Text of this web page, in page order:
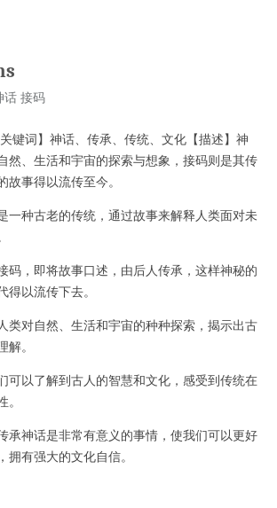
话 接码
词】神话、传承、传统、文化【描述】神
然、生活和宇宙的探索与想象，接码则是其传
事得以流传至今。
种古老的传统，通过故事来解释人类面对未
，即将故事口述，由后人传承，这样神秘的
以流传下去。
对自然、生活和宇宙的种种探索，揭示出古
。
以了解到古人的智慧和文化，感受到传统在
神话是非常有意义的事情，使我们可以更好
有强大的文化自信。